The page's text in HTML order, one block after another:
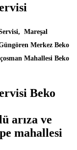
Mareşal
Merkez Beko
Mahallesi Beko
Beko
arıza ve
mahallesi